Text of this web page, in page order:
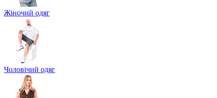
Жіночий одяг
Чоловічий одяг